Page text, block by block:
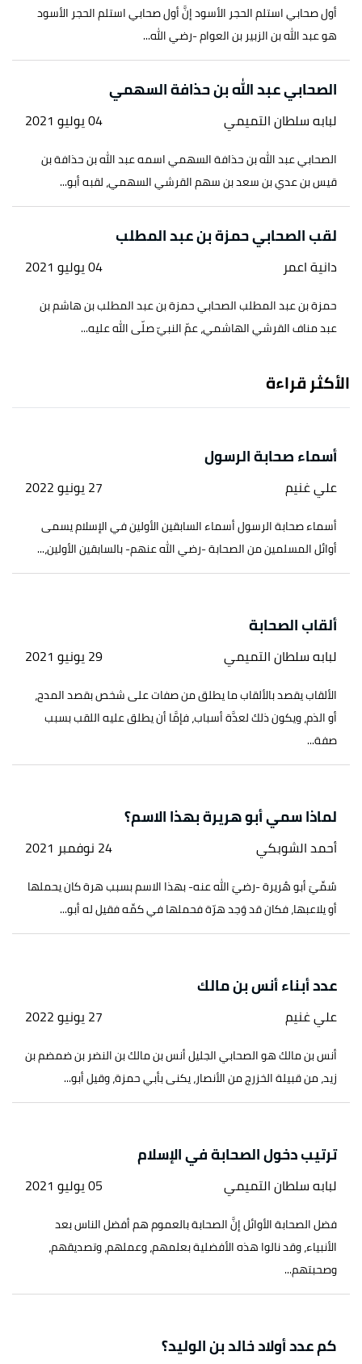
أول صحابي استلم الحجر الأسود إنَّ أول صحابي استلم الحجر الأسود
هو عبد الله بن الزبير بن العوام -رضي الله...
الصحابي عبد الله بن حذافة السهمي
لبابه سلطان التميمي 04 يوليو 2021
الصحابي عبد الله بن حذافة السهمي اسمه عبد الله بن حذافة بن
قيس بن عدي بن سعد بن سهم القرشي السهمي، لقبه أبو...
لقب الصحابي حمزة بن عبد المطلب
دانية اعمر 04 يوليو 2021
حمزة بن عبد المطلب الصحابي حمزة بن عبد المطلب بن هاشم بن
عبد مناف القرشي الهاشمي، عمّ النبيّ صلّى الله عليه...
الأكثر قراءة
أسماء صحابة الرسول
علي غنيم 27 يونيو 2022
أسماء صحابة الرسول أسماء السابقين الأولين في الإسلام يسمى
أوائل المسلمين من الصحابة -رضي الله عنهم- بالسابقين الأولين،...
ألقاب الصحابة
لبابه سلطان التميمي 29 يونيو 2021
الألقاب يقصد بالألقاب ما يطلق من صفات على شخص بقصد المدح،
أو الذم، ويكون ذلك لعدَّة أسباب، فإمَّا أن يطلق عليه اللقب بسبب
صفة...
لماذا سمي أبو هريرة بهذا الاسم؟
أحمد الشوبكي 24 نوفمبر 2021
سُمِّيَ أبو هُريرة -رضيَ الله عنه- بهذا الاسم بسبب هرة كان يحملها
أو يلاعبها، فكان قد وَجد هرّة فحملها في كمِّه فقيل له أبو...
عدد أبناء أنس بن مالك
علي غنيم 27 يونيو 2022
أنس بن مالك هو الصحابي الجليل أنس بن مالك بن النضر بن ضمضم بن
زيد، من قبيلة الخزرج من الأنصار، يكنى بأبي حمزة، وقيل أبو...
ترتيب دخول الصحابة في الإسلام
لبابه سلطان التميمي 05 يوليو 2021
فضل الصحابة الأوائل إنَّ الصحابة بالعموم هم أفضل الناس بعد
الأنبياء، وقد نالوا هذه الأفضلية بعلمهم، وعملهم، وتصديقهم،
وصحبتهم...
كم عدد أولاد خالد بن الوليد؟